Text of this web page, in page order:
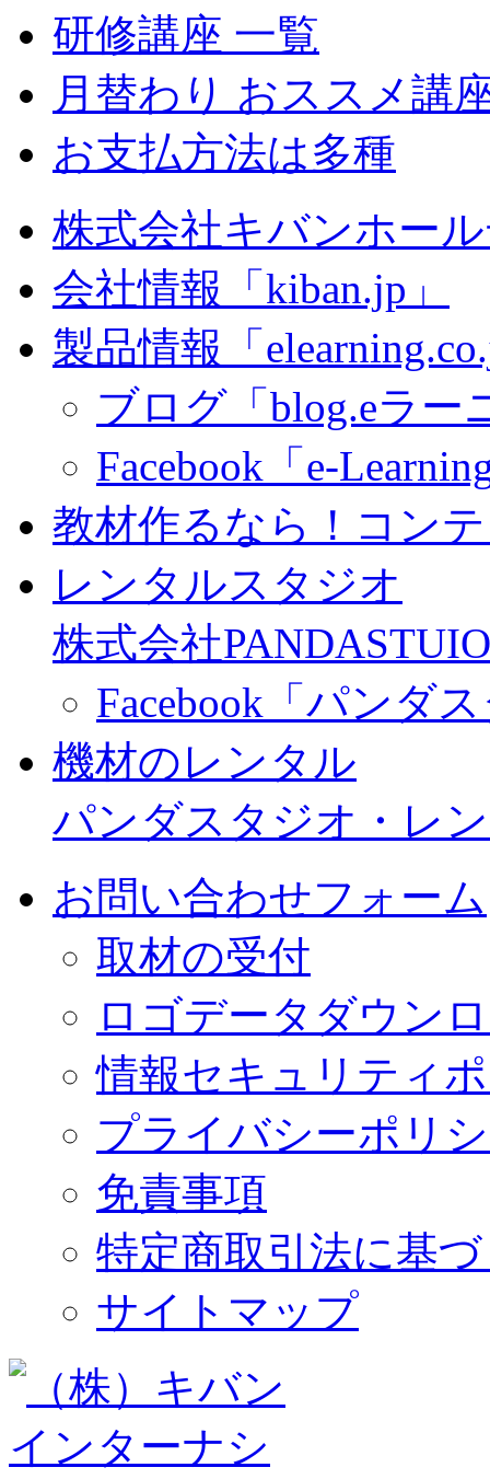
研修講座 一覧
月替わり おススメ講
お支払方法は多種
株式会社キバンホー
会社情報「kiban.jp」
製品情報「
ブログ「blog.eラー
Facebook「e-
教材作るなら！コン
レンタルスタジオ
株式会社
Facebook「パンダ
機材のレンタル
パンダスタジオ・レ
お問い合わせフォーム
取材の受付
ロゴデータダウン
情報セキュリティ
プライバシーポリ
免責事項
特定商取引法に基
サイトマップ